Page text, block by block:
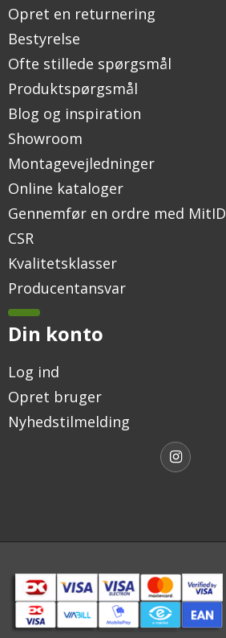
Opret en returnering
Bestyrelse
Ofte stillede spørgsmål
Produktspørgsmål
Blog og inspiration
Showroom
Montagevejledninger
Online kataloger
Gennemfør en ordre med MitID
CSR
Kvalitetsklasser
Producentansvar
Din konto
Log ind
Opret bruger
Nyhedstilmelding